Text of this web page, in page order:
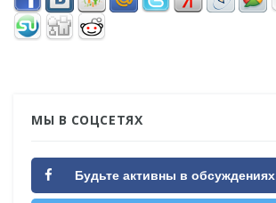
МЫ В СОЦСЕТЯХ
Будьте активны в обсуждениях